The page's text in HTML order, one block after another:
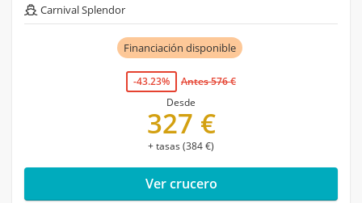
Carnival Splendor
Financiación disponible
-43.23%
Antes 576 €
Desde
327 €
+ tasas (384 €)
Ver crucero